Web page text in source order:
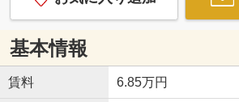
基本情報
賃料 6.85万円